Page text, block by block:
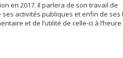
en 2017. Il parlera de son travail de
activités publiques et enfin de ses
et de l’utilité de celle-ci à l’heure